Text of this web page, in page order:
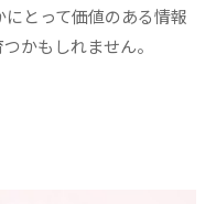
とって価値のある情報
かもしれません。